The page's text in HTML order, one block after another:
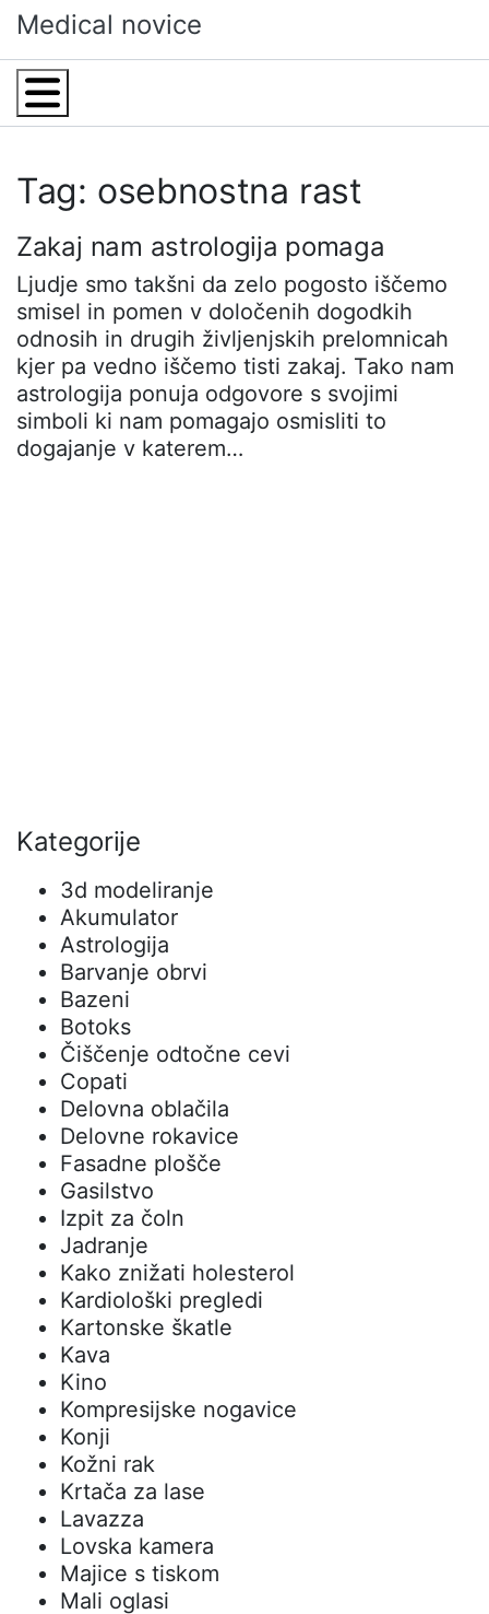
Skip
to
content
Medical novice
Menu
Tag: osebnostna rast
Zakaj nam astrologija pomaga
Ljudje smo takšni da zelo pogosto iščemo
smisel in pomen v določenih dogodkih
odnosih in drugih življenjskih prelomnicah
kjer pa vedno iščemo tisti zakaj. Tako nam
astrologija ponuja odgovore s svojimi
simboli ki nam pomagajo osmisliti to
dogajanje v katerem…
Kategorije
3d modeliranje
Akumulator
Astrologija
Barvanje obrvi
Bazeni
Botoks
Čiščenje odtočne cevi
Copati
Delovna oblačila
Delovne rokavice
Fasadne plošče
Gasilstvo
Izpit za čoln
Jadranje
Kako znižati holesterol
Kardiološki pregledi
Kartonske škatle
Kava
Kino
Kompresijske nogavice
Konji
Kožni rak
Krtača za lase
Lavazza
Lovska kamera
Majice s tiskom
Mali oglasi